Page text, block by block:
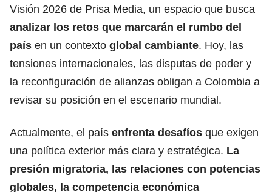
Visión 2026 de Prisa Media, un espacio que busca
analizar los retos que marcarán el rumbo del
país en un contexto global cambiante. Hoy, las
tensiones internacionales, las disputas de poder y
la reconfiguración de alianzas obligan a Colombia a
revisar su posición en el escenario mundial.
Actualmente, el país enfrenta desafíos que exigen
una política exterior más clara y estratégica. La
presión migratoria, las relaciones con potencias
globales, la competencia económica